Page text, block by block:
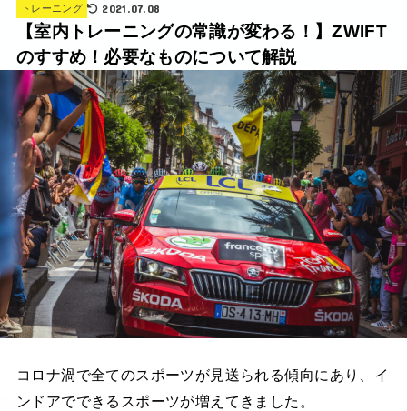
トレーニング 2021.07.08
【室内トレーニングの常識が変わる！】ZWIFT
のすすめ！必要なものについて解説
コロナ渦で全てのスポーツが見送られる傾向にあり、イ
ンドアでできるスポーツが増えてきました。